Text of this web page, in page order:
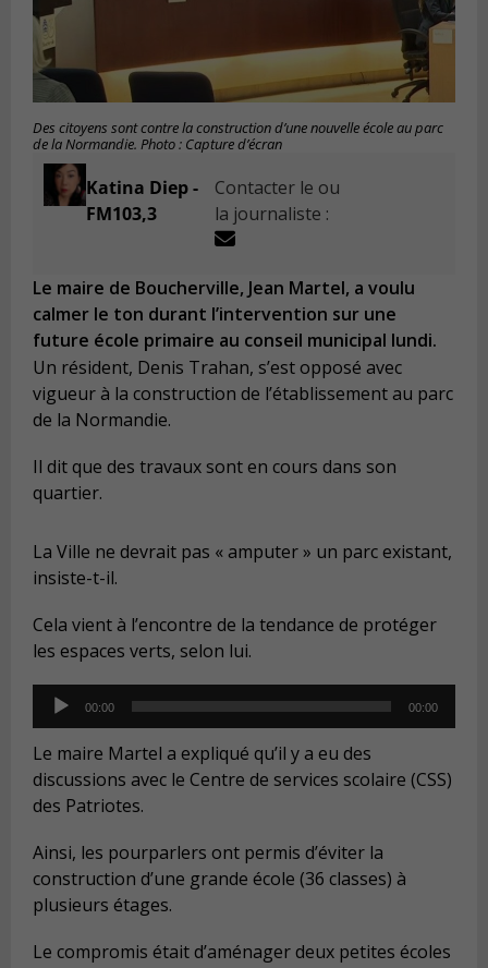
Des citoyens sont contre la construction d’une nouvelle école au parc
de la Normandie. Photo : Capture d’écran
Katina Diep -
FM103,3
Contacter le ou
la journaliste :
Le maire de Boucherville, Jean Martel, a voulu
calmer le ton durant l’intervention sur une
future école primaire au conseil municipal lundi.
Un résident, Denis Trahan, s’est opposé avec
vigueur à la construction de l’établissement au parc
de la Normandie.
Il dit que des travaux sont en cours dans son
quartier.
La Ville ne devrait pas « amputer » un parc existant,
insiste-t-il.
Cela vient à l’encontre de la tendance de protéger
les espaces verts, selon lui.
Audio
Player
00:00 00:00
Le maire Martel a expliqué qu’il y a eu des
discussions avec le Centre de services scolaire (CSS)
des Patriotes.
Ainsi, les pourparlers ont permis d’éviter la
construction d’une grande école (36 classes) à
plusieurs étages.
Le compromis était d’aménager deux petites écoles